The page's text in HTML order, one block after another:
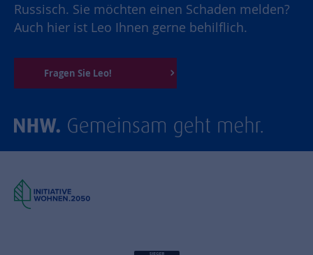
Russisch. Sie möchten einen Schaden melden?
Auch hier ist Leo Ihnen gerne behilflich.
Fragen Sie Leo!